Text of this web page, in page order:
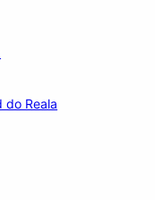
Reala